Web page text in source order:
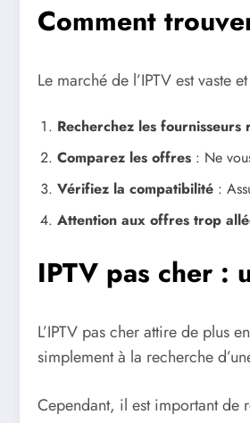
Comment
Le marché de l’IPTV est
Recherchez les fournisseurs
Comparez les offres : Ne
Vérifiez la compatibilité :
Attention aux offres trop
IPTV pas cher :
L’IPTV pas cher attire de plus
simplement à la recherche
Cependant, il est important de